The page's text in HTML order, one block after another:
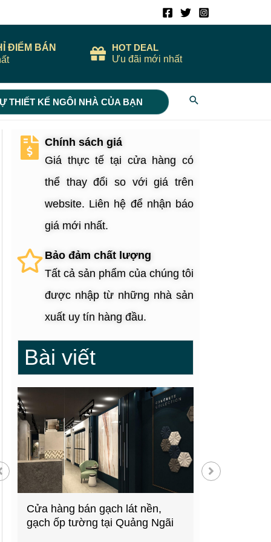
ĐIỂM BÁN
HOT DEAL
Ưu đãi mới nhất
THIẾT KẾ NGÔI NHÀ CỦA BẠN Search
Chính sách giá
Giá thực tế tại cửa hàng có
thể thay đổi so với giá trên
website. Liên hệ để nhận báo
giá mới nhất.
Bảo đảm chất lượng
Tất cả sản phẩm của chúng tôi
được nhập từ những nhà sản
xuất uy tín hàng đầu.
Bài viết
Cửa hàng bán gạch lát nền,
gạch ốp tường tại Quảng Ngãi